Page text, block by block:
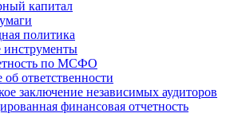
капитал
политика
инструменты
по МСФО
об ответственности
заключение независимых аудиторов
финансовая отчетность